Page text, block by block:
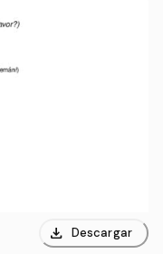
download Descargar